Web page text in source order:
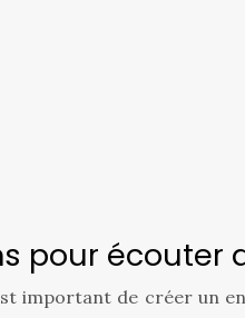
pour écouter
de créer un